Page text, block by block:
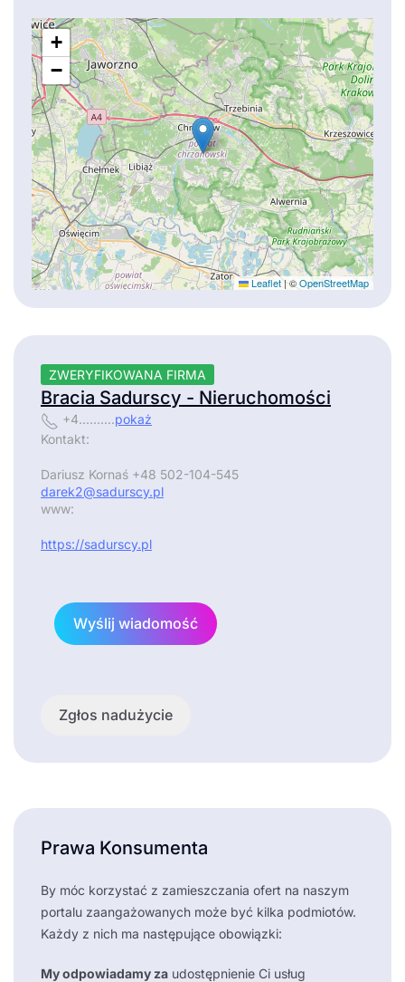
+
−
Leaflet|©OpenStreetMap
ZWERYFIKOWANA FIRMA
Bracia Sadurscy - Nieruchomości
+4..........pokaż
Kontakt:
Dariusz Kornaś +48 502-104-545
darek2@sadurscy.pl
www:
https://sadurscy.pl
Wyślij wiadomość
Zgłos nadużycie
Prawa Konsumenta
By móc korzystać z zamieszczania ofert na naszym
portalu zaangażowanych może być kilka podmiotów.
Każdy z nich ma następujące obowiązki:
My odpowiadamy za udostępnienie Ci usług